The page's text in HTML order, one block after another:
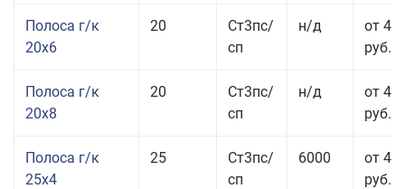
Полоса г/к
20x6
20
Ст3пс/
сп
н/д
от 45
руб.
Полоса г/к
20x8
20
Ст3пс/
сп
н/д
от 45
руб.
Полоса г/к
25x4
25
Ст3пс/
сп
6000
от 43
руб.